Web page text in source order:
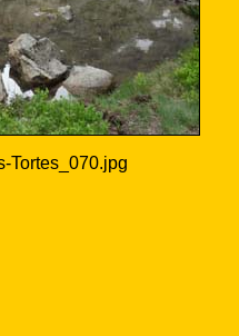
Tortes_070.jpg